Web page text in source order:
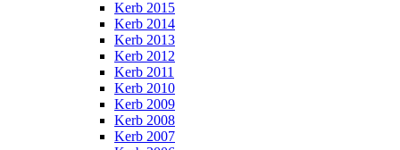
Kerb 2015
Kerb 2014
Kerb 2013
Kerb 2012
Kerb 2011
Kerb 2010
Kerb 2009
Kerb 2008
Kerb 2007